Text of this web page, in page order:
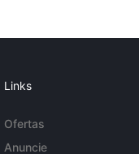
Links
Ofertas
Anuncie